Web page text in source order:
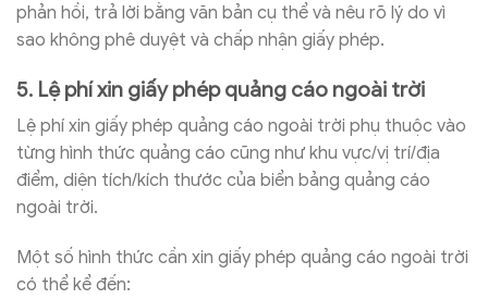
phản hồi, trả lời bằng văn bản cụ thể và nêu rõ lý do vì
sao không phê duyệt và chấp nhận giấy phép.
5. Lệ phíxin giấy phép quảng cáo ngoài trời
Lệ phí xin giấy phép quảng cáo ngoài trời phụ thuộc vào
từng hình thức quảng cáo cũng như khu vực/vị trí/địa
điểm, diện tích/kích thước của biển bảng quảng cáo
ngoài trời.
Một số hình thức cần xin giấy phép quảng cáo ngoài trời
có thể kể đến: